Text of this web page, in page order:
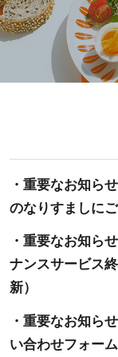
・重要なお知らせ
のなりすましに
・重要なお知ら
ナンスサービス
新）
・重要なお知らせ
い合わせフォー